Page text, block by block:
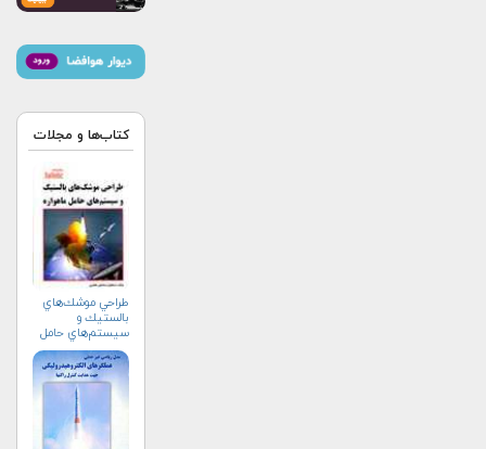
کتاب‌ها و مجلات
طراحي موشك‌هاي
بالستيك و
سيستم‌هاي حامل
ماهواره